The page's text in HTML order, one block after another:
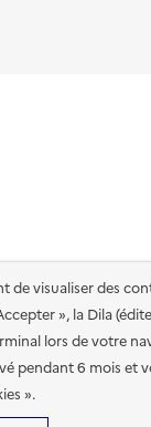
de visualiser des
», la Dila
lors de votre
pendant 6 mois
».
conforme